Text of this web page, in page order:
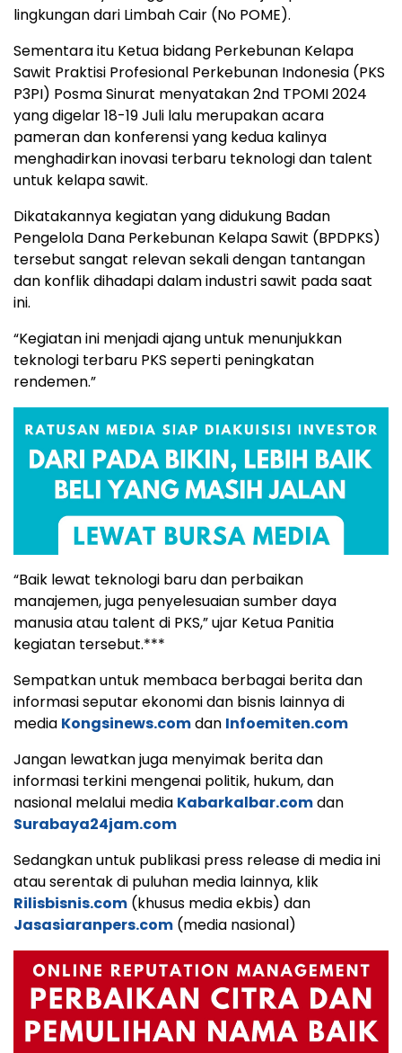
lingkungan dari Limbah Cair (No POME).
Sementara itu Ketua bidang Perkebunan Kelapa
Sawit Praktisi Profesional Perkebunan Indonesia (PKS
P3PI) Posma Sinurat menyatakan 2nd TPOMI 2024
yang digelar 18-19 Juli lalu merupakan acara
pameran dan konferensi yang kedua kalinya
menghadirkan inovasi terbaru teknologi dan talent
untuk kelapa sawit.
Dikatakannya kegiatan yang didukung Badan
Pengelola Dana Perkebunan Kelapa Sawit (BPDPKS)
tersebut sangat relevan sekali dengan tantangan
dan konflik dihadapi dalam industri sawit pada saat
ini.
“Kegiatan ini menjadi ajang untuk menunjukkan
teknologi terbaru PKS seperti peningkatan
rendemen.”
“Baik lewat teknologi baru dan perbaikan
manajemen, juga penyelesuaian sumber daya
manusia atau talent di PKS,” ujar Ketua Panitia
kegiatan tersebut.***
Sempatkan untuk membaca berbagai berita dan
informasi seputar ekonomi dan bisnis lainnya di
media Kongsinews.comdan Infoemiten.com
Jangan lewatkan juga menyimak berita dan
informasi terkini mengenai politik, hukum, dan
nasional melalui media Kabarkalbar.comdan
Surabaya24jam.com
Sedangkan untuk publikasi press release di media ini
atau serentak di puluhan media lainnya, klik
Rilisbisnis.com (khusus media ekbis) dan
Jasasiaranpers.com (media nasional)